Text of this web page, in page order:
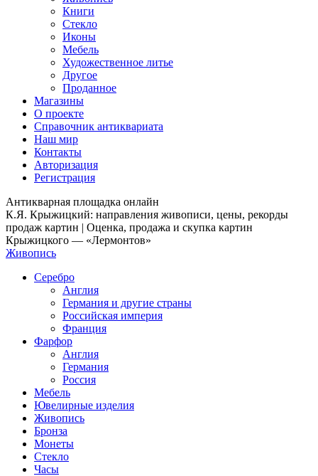
Книги
Стекло
Иконы
Мебель
Художественное литье
Другое
Проданное
Магазины
О проекте
Справочник антиквариата
Наш мир
Контакты
Авторизация
Регистрация
Антикварная площадка онлайн
К.Я. Крыжицкий: направления живописи, цены, рекорды
продаж картин | Оценка, продажа и скупка картин
Крыжицкого — «Лермонтов»
Живопись
Серебро
Англия
Германия и другие страны
Российская империя
Франция
Фарфор
Англия
Германия
Россия
Мебель
Ювелирные изделия
Живопись
Бронза
Монеты
Стекло
Часы